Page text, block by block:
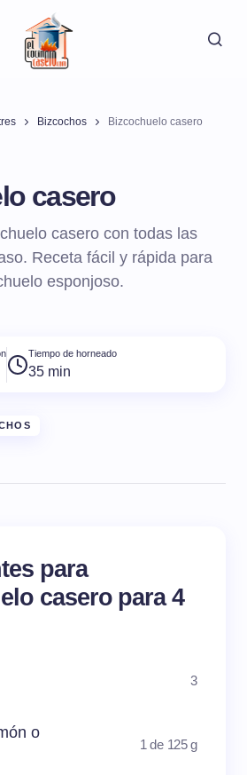
Bizcochos Bizcochuelo casero
casero
casero con todas las
Receta fácil y rápida para
esponjoso.
Tiempo de horneado
35 min
para
casero para 4
3
o
1 de 125 g